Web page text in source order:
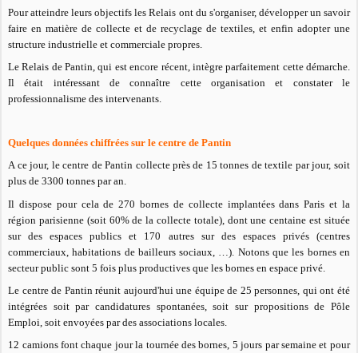
Pour atteindre leurs objectifs les Relais ont du s'organiser, développer un savoir
faire en matière de collecte et de recyclage de textiles, et enfin adopter une
structure industrielle et commerciale propres.
Le Relais de Pantin, qui est encore récent, intègre parfaitement cette démarche.
Il était intéressant de connaître cette organisation et constater le
professionnalisme des intervenants.
Quelques données chiffrées sur le centre de Pantin
A ce jour, le centre de Pantin collecte près de 15 tonnes de textile par jour, soit
plus de 3300 tonnes par an.
Il dispose pour cela de 270 bornes de collecte implantées dans Paris et la
région parisienne (soit 60% de la collecte totale), dont une centaine est située
sur des espaces publics et 170 autres sur des espaces privés (centres
commerciaux, habitations de bailleurs sociaux, …). Notons que les bornes en
secteur public sont 5 fois plus productives que les bornes en espace privé.
Le centre de Pantin réunit aujourd'hui une équipe de 25 personnes, qui ont été
intégrées soit par candidatures spontanées, soit sur propositions de Pôle
Emploi, soit envoyées par des associations locales.
12 camions font chaque jour la tournée des bornes, 5 jours par semaine et pour